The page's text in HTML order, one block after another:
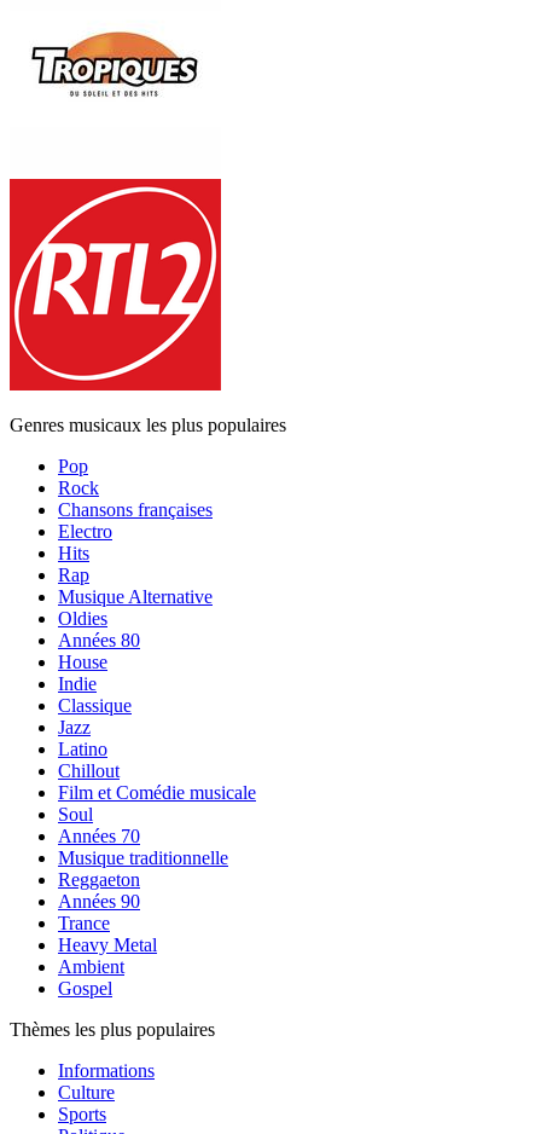
Genres musicaux les plus populaires
Pop
Rock
Chansons françaises
Electro
Hits
Rap
Musique Alternative
Oldies
Années 80
House
Indie
Classique
Jazz
Latino
Chillout
Film et Comédie musicale
Soul
Années 70
Musique traditionnelle
Reggaeton
Années 90
Trance
Heavy Metal
Ambient
Gospel
Thèmes les plus populaires
Informations
Culture
Sports